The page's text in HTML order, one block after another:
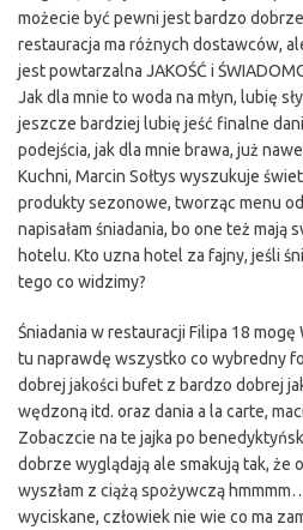
możecie być pewni jest bardzo
restauracja ma różnych dostawców,
jest powtarzalna JAKOŚĆ i
Jak dla mnie to woda na młyn, lubię
jeszcze bardziej lubię jeść finalne
podejścia, jak dla mnie brawa, już
Kuchni, Marcin Sołtys wyszukuje
produkty sezonowe, tworząc menu od
napisałam śniadania, bo one też mają
hotelu. Kto uzna hotel za fajny, jeśli
tego co widzimy?
Śniadania w restauracji Filipa 18
tu naprawdę wszystko co wybredny
dobrej jakości bufet z bardzo dobrej
wędzoną itd. oraz dania a la carte,
Zobaczcie na te jajka po
dobrze wyglądają ale smakują tak, że
wyszłam z ciążą spożywczą
wyciskane, człowiek nie wie co ma